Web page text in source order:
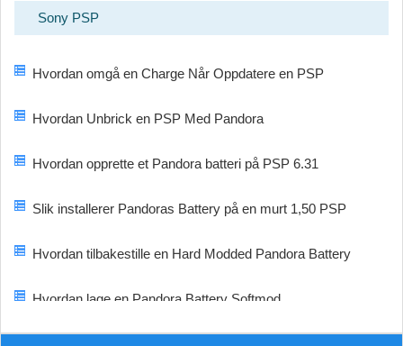
Sony PSP
Hvordan omgå en Charge Når Oppdatere en PSP
Hvordan Unbrick en PSP Med Pandora
Hvordan opprette et Pandora batteri på PSP 6.31
Slik installerer Pandoras Battery på en murt 1,50 PSP
Hvordan tilbakestille en Hard Modded Pandora Battery
Hvordan lage en Pandora Battery Softmod